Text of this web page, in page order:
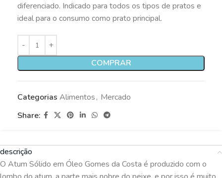
diferenciado. Indicado para todos os tipos de pratos e
ideal para o consumo como prato principal.
COMPRAR
Categorias Alimentos, Mercado
Share:
descrição
O Atum Sólido em Óleo Gomes da Costa é produzido com o